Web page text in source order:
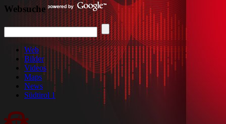
Websuche
Web
Bilder
Videos
Maps
News
Südtirol 1